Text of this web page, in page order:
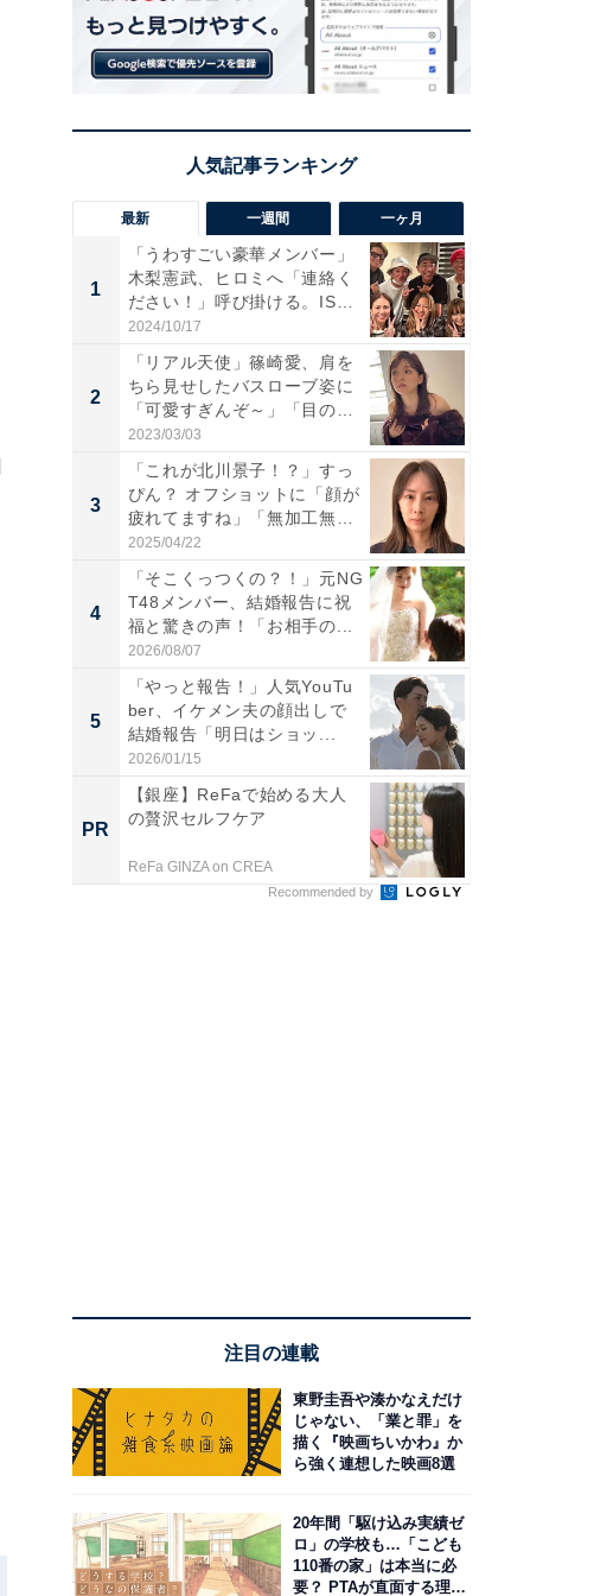
最新 一週間 一ヶ月
1
「うわすごい豪華メンバー」
木梨憲武、ヒロミへ「連絡く
ださい！」呼び掛ける。IS
S...
2024/10/17
2
「リアル天使」篠崎愛、肩を
ちら見せしたバスローブ姿に
「可愛すぎんぞ～」「目の表
情...
2023/03/03
3
「これが北川景子！？」すっ
ぴん？ オフショットに「顔が
疲れてますね」「無加工無
表...
2025/04/22
4
「そこくっつくの？！」元NG
T48メンバー、結婚報告に祝
福と驚きの声！「お相手の...
2026/08/07
5
「やっと報告！」人気YouTu
ber、イケメン夫の顔出しで
結婚報告「明日はショッ...
2026/01/15
PR
【銀座】ReFaで始める大人
の贅沢セルフケア
ReFa GINZA on CREA
Recommended by
注目の連載
東野圭吾や湊かなえだけ
じゃない、「業と罪」を
描く『映画ちいかわ』か
ら強く連想した映画8選
20年間「駆け込み実績ゼ
ロ」の学校も…「こども
110番の家」は本当に必
要？ PTAが直面する理想